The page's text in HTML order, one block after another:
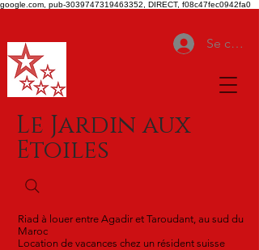
google.com, pub-3039747319463352, DIRECT, f08c47fec0942fa0
Se
Le Jardin aux
Etoiles
Riad à louer entre Agadir et Taroudant, au sud du
Maroc
Location de vacances chez un résident suisse